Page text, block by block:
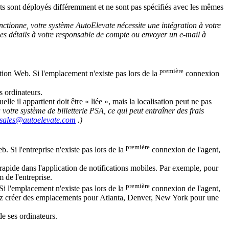
sont déployés différemment et ne sont pas spécifiés avec les mêmes
votre système AutoElevate nécessite une intégration à votre
détails à votre responsable de compte ou envoyer un e-mail à
Web. Si l'emplacement n'existe pas lors de la première connexion
ordinateurs.
il appartient doit être « liée », mais la localisation peut ne pas
votre système de billetterie PSA ce qui peut entraîner des frais
sales@autoelevate.com .)
. Si l'entreprise n'existe pas lors de la première connexion de l'agent,
rapide dans l'application de notifications mobiles. Par exemple, pour
de l'entreprise.
l'emplacement n'existe pas lors de la première connexion de l'agent,
créer des emplacements pour Atlanta, Denver, NewYork pour une
ses ordinateurs.